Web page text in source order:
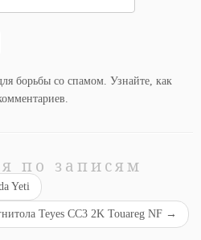
борьбы со спамом. Узнайте, как
по записям
Yeti
Teyes СС3 2K Touareg NF →